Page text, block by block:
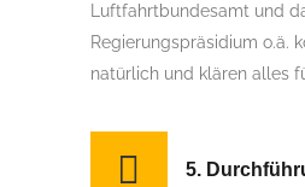
Luftfahrtbundesamt und
Regierungspräsidium o.ä.
natürlich und klären alles
5.